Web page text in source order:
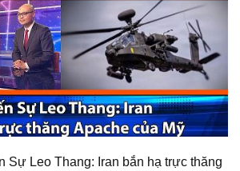
Sự Leo Thang: Iran bắn hạ trực thăng